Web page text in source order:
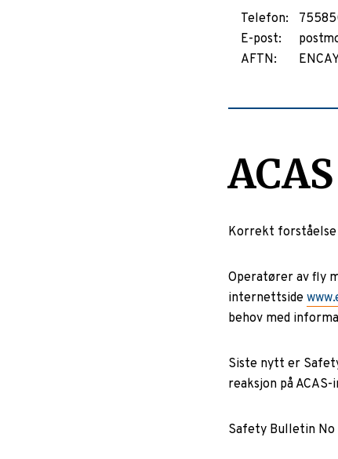
Telefon:
E-post:
AFTN:
Korrekt forståelse
Operatører av fly
internettside
behov med
Siste nytt er
reaksjon på
Safety Bulletin No